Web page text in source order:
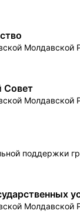
Молдавской
Совет
Молдавской
поддержки
Молдавской